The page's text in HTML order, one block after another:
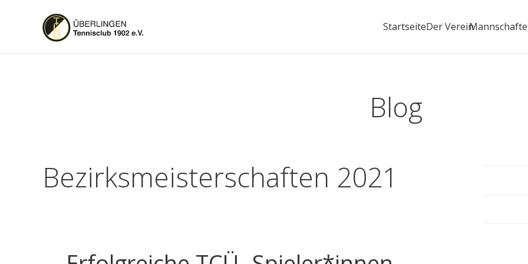
StartseiteDer Verein
Blog
Bezirksmeisterschaften 2021